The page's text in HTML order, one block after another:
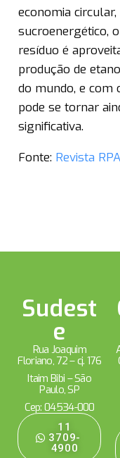
economia
sucroenergético,
resíduo é
produção de
do mundo, e com
pode se tornar
significativa.
Fonte: Revista
Sudest
e
Rua Joaquim
Floriano, 72 – cj. 176
Itaim Bibi – São
Paulo, SP
Cep: 04534-000
11
3709-
4900